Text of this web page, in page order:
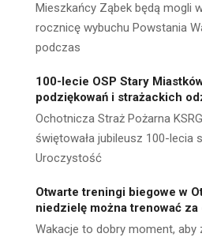
Mieszkańcy Ząbek będą mogli
rocznicę wybuchu Powstania
podczas
100-lecie OSP Stary
podziękowań i strażackich
Ochotnicza Straż Pożarna
świętowała jubileusz 100-lecia
Uroczystość
Otwarte treningi biegowe w
niedzielę można trenować za
Wakacje to dobry moment, aby